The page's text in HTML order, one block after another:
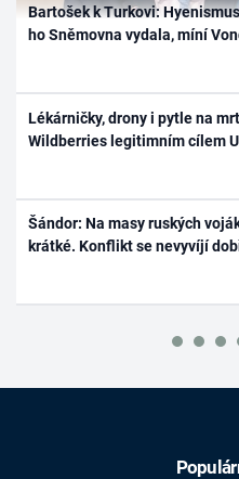
Bartošek k Turkovi:
ho Sněmovna vydala, míní
Lékárničky, drony i pytle na
Wildberries legitimním cílem
Šándor: Na masy ruských
krátké. Konflikt se nevyvíjí